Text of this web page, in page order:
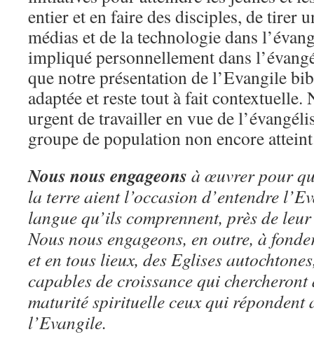
entier et en faire des disciples, de tirer
médias et de la technologie dans
impliqué personnellement dans
que notre présentation de l’Evangile
adaptée et reste tout à fait contextuelle.
urgent de travailler en vue de
groupe de population non encore
Nous nous engageons à œuvrer pour
la terre aient l’occasion d’entendre
langue qu’ils comprennent, près de
Nous nous engageons, en outre, à
et en tous lieux, des Eglises
capables de croissance qui chercheront
maturité spirituelle ceux qui répondent
l’Evangile.